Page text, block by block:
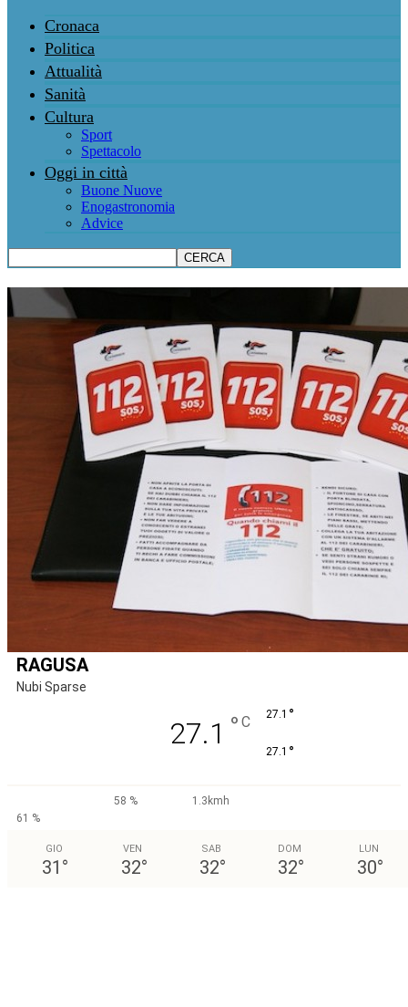
Cronaca
Politica
Attualità
Sanità
Cultura
Sport
Spettacolo
Oggi in città
Buone Nuove
Enogastronomia
Advice
RAGUSA
Nubi Sparse
27.1 ° C 27.1 °
27.1 °
58 %
1.3kmh
61 %
GIO
31 °
VEN
32°
SAB
32°
DOM
32°
LUN
30°